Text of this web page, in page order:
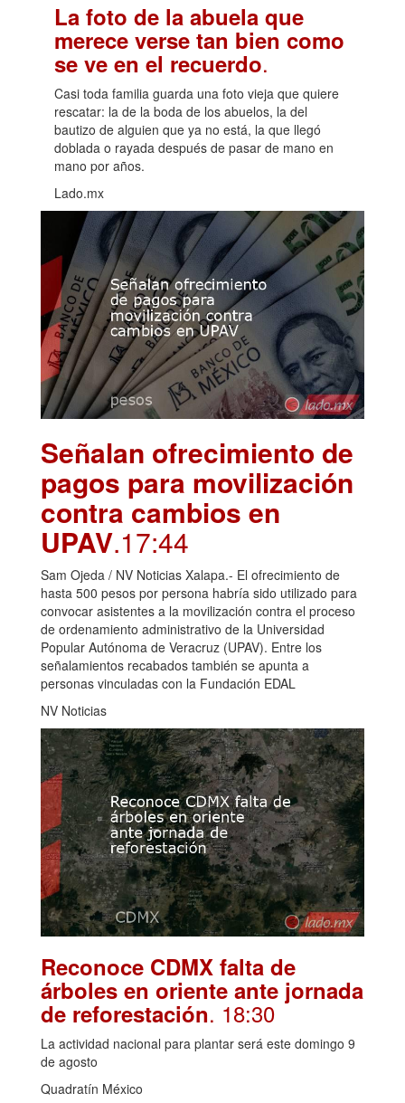
La foto de la abuela que
merece verse tan bien como
se ve en el recuerdo.
Casi toda familia guarda una foto vieja que quiere
rescatar: la de la boda de los abuelos, la del
bautizo de alguien que ya no está, la que llegó
doblada o rayada después de pasar de mano en
mano por años.
Lado.mx
Señalan ofrecimiento de
pagos para movilización
contra cambios en
UPAV.17:44
Sam Ojeda / NV Noticias Xalapa.- El ofrecimiento de
hasta 500 pesos por persona habría sido utilizado para
convocar asistentes a la movilización contra el proceso
de ordenamiento administrativo de la Universidad
Popular Autónoma de Veracruz (UPAV). Entre los
señalamientos recabados también se apunta a
personas vinculadas con la Fundación EDAL
NV Noticias
Reconoce CDMX falta de
árboles en oriente ante jornada
de reforestación. 18:30
La actividad nacional para plantar será este domingo 9
de agosto
Quadratín México